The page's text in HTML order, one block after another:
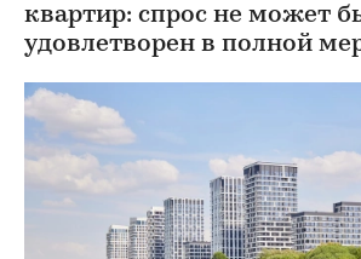
квартир: спрос не может
удовлетворен в полной